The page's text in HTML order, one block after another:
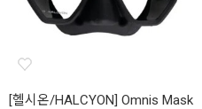
[헬시온/HALCYON] Omnis Mask